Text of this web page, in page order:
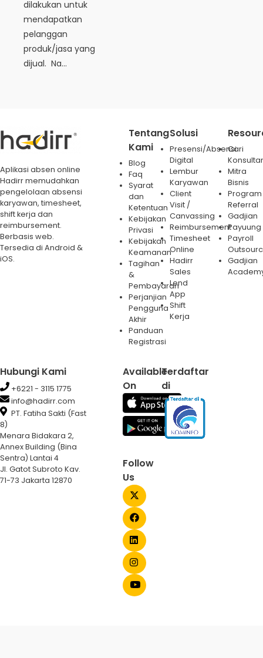
dilakukan untuk
mendapatkan
pelanggan
produk/jasa yang
dijual. Na...
Aplikasi absen online
Hadirr memudahkan
pengelolaan absensi
karyawan, timesheet,
shift kerja dan
reimbursement.
Berbasis web.
Tersedia di Android &
iOS.
Tentang
Kami
Blog
Faq
Syarat
dan
Ketentuan
Kebijakan
Privasi
Kebijakan
Keamanan
Tagihan
&
Pembayaran
Perjanjian
Pengguna
Akhir
Panduan
Registrasi
Solusi
Presensi/Absensi
Digital
Lembur
Karyawan
Client
Visit /
Canvassing
Reimbursement
Timesheet
Online
Hadirr
Sales
Lend
App
Shift
Kerja
Cari
Mitra
Bisnis
Program
Referral
Gadjian
Payuung
Payroll
Gadjian
Hubungi Kami
+6221 - 3115 1775
info@hadirr.com
PT. Fatiha Sakti (Fast
8)
Menara Bidakara 2,
Annex Building (Bina
Sentra) Lantai 4
Jl. Gatot Subroto Kav.
71-73 Jakarta 12870
Available
On
Follow
Us
Terdaftar
di